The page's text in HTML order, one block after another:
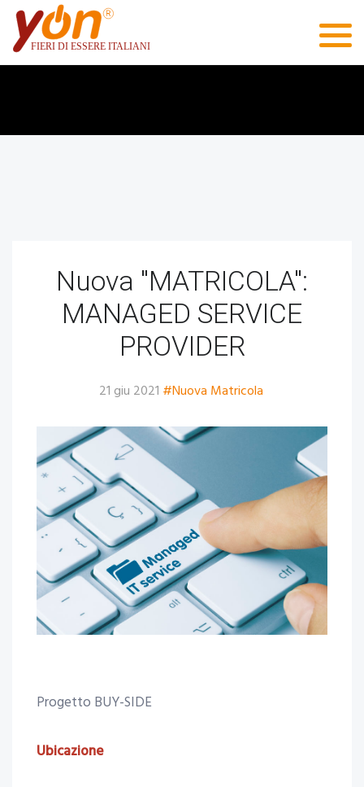
Nuova "MATRICOLA":
MANAGED SERVICE
PROVIDER
21 giu 2021 #Nuova Matricola
Progetto BUY-SIDE
Ubicazione